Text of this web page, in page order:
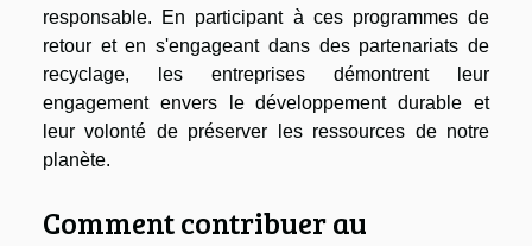
responsable. En participant à ces programmes de
retour et en s'engageant dans des partenariats de
recyclage, les entreprises démontrent leur
engagement envers le développement durable et
leur volonté de préserver les ressources de notre
planète.
Comment contribuer au